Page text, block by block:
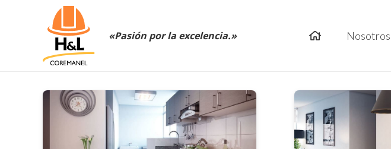
«Pasión por la excelencia.» Nosotros